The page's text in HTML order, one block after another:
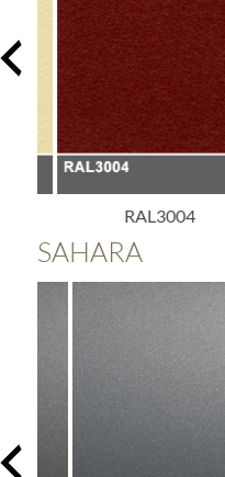
RAL3004
SAHARA